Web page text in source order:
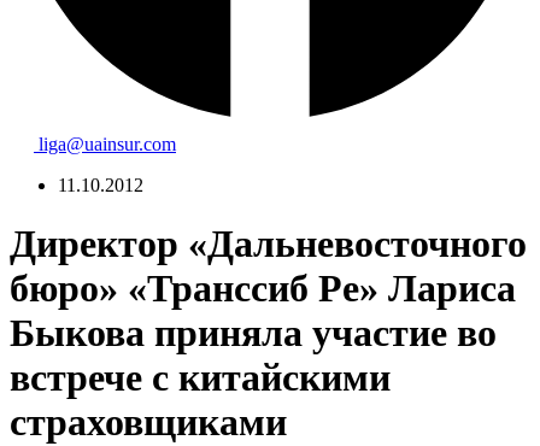
liga@uainsur.com
11.10.2012
Директор «Дальневосточного
бюро» «Транссиб Ре» Лариса
Быкова приняла участие во
встрече с китайскими
страховщиками